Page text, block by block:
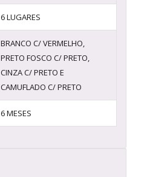
6 LUGARES
BRANCO C/ VERMELHO,
PRETO FOSCO C/ PRETO,
CINZA C/ PRETO E
CAMUFLADO C/ PRETO
6 MESES